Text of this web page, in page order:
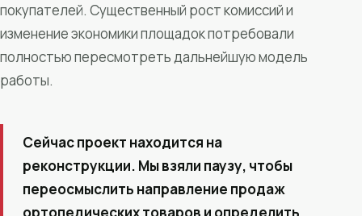
покупателей. Существенный рост комиссий и
изменение экономики площадок потребовали
полностью пересмотреть дальнейшую модель
работы.
Сейчас проект находится на
реконструкции. Мы взяли паузу, чтобы
переосмыслить направление продаж